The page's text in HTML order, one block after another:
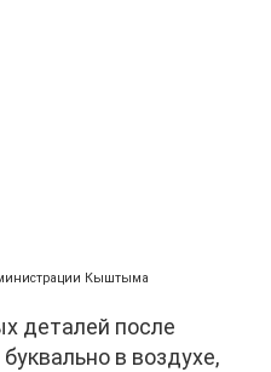
Кыштыма
деталей после
в воздухе,